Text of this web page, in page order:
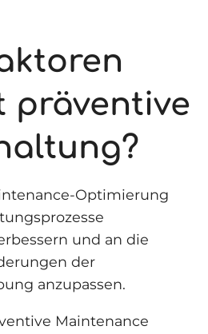
präventive
Optimierung
und an die
der
anzupassen.
Maintenance